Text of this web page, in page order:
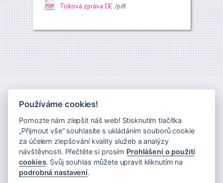
Tisková zpráva DE/pdf
Používáme cookies!
Pomozte nám zlepšit náš web! Stisknutím tlačítka
„Přijmout vše“ souhlasíte s ukládáním souborů cookie
za účelem zlepšování kvality služeb a analýzy
návštěvnosti. Přečtěte si prosím Prohlášení o použití
cookies. Svůj souhlas můžete upravit kliknutím na
podrobná nastavení.